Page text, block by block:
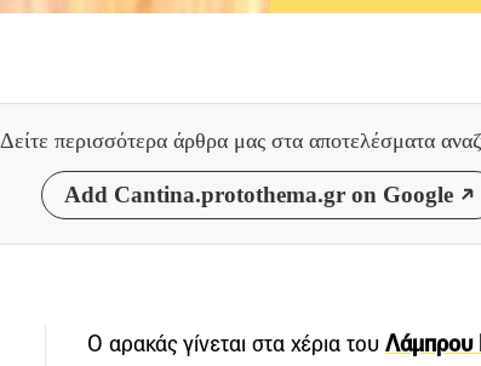
Δείτε περισσότερα άρθρα μας στα αποτελέσματα
Add Cantina.protothema.gr on Google
Ο αρακάς γίνεται στα χέρια του Λάμπρου